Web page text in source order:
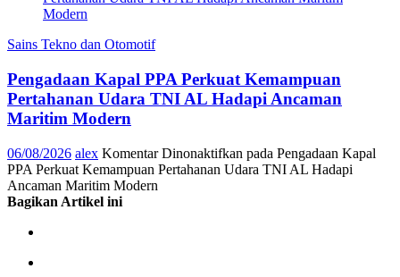
Sains Tekno dan Otomotif
Pengadaan Kapal PPA Perkuat Kemampuan
Pertahanan Udara TNI AL Hadapi Ancaman
Maritim Modern
06/08/2026 alex Komentar Dinonaktifkan pada Pengadaan Kapal
PPA Perkuat Kemampuan Pertahanan Udara TNI AL Hadapi
Ancaman Maritim Modern
Bagikan Artikel ini